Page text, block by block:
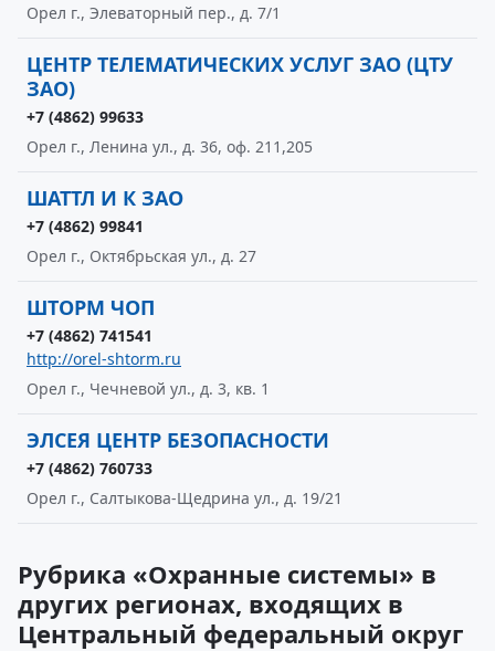
Орел г., Элеваторный пер., д. 7/1
ЦЕНТР ТЕЛЕМАТИЧЕСКИХ УСЛУГ ЗАО (ЦТУ
ЗАО)
+7 (4862) 99633
Орел г., Ленина ул., д. 36, оф. 211,205
ШАТТЛ И К ЗАО
+7 (4862) 99841
Орел г., Октябрьская ул., д. 27
ШТОРМ ЧОП
+7 (4862) 741541
http://orel-shtorm.ru
Орел г., Чечневой ул., д. 3, кв. 1
ЭЛСЕЯ ЦЕНТР БЕЗОПАСНОСТИ
+7 (4862) 760733
Орел г., Салтыкова-Щедрина ул., д. 19/21
Рубрика «Охранные системы» в
других регионах, входящих в
Центральный федеральный округ